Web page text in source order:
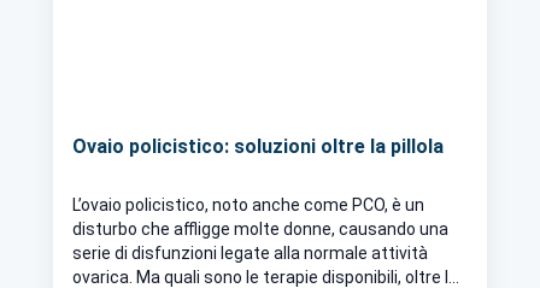
Ovaio policistico: soluzioni oltre la pillola
L’ovaio policistico, noto anche come PCO, è un
disturbo che affligge molte donne, causando una
serie di disfunzioni legate alla normale attività
ovarica. Ma quali sono le terapie disponibili, oltre la